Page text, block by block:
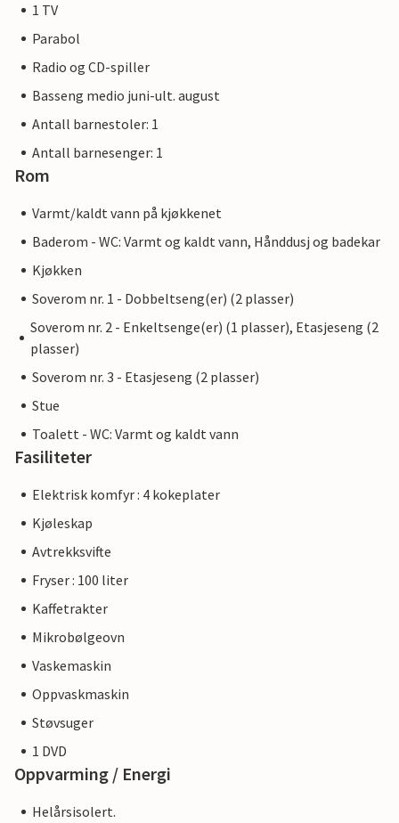
1 TV
Parabol
Radio og CD-spiller
Basseng medio juni-ult. august
Antall barnestoler: 1
Antall barnesenger: 1
Rom
Varmt/kaldt vann på kjøkkenet
Baderom - WC: Varmt og kaldt vann, Hånddusj og badekar
Kjøkken
Soverom nr. 1 - Dobbeltseng(er) (2 plasser)
Soverom nr. 2 - Enkeltsenge(er) (1 plasser), Etasjeseng (2
plasser)
Soverom nr. 3 - Etasjeseng (2 plasser)
Stue
Toalett - WC: Varmt og kaldt vann
Fasiliteter
Elektrisk komfyr : 4 kokeplater
Kjøleskap
Avtrekksvifte
Fryser : 100 liter
Kaffetrakter
Mikrobølgeovn
Vaskemaskin
Oppvaskmaskin
Støvsuger
1 DVD
Oppvarming / Energi
Helårsisolert.